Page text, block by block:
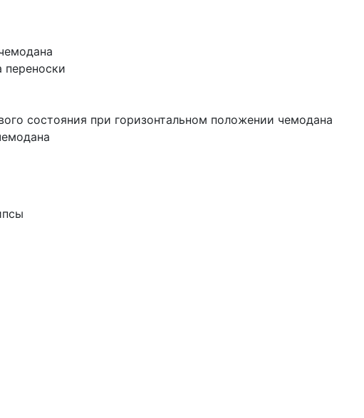
переноски
состояния при горизонтальном положении чемодана